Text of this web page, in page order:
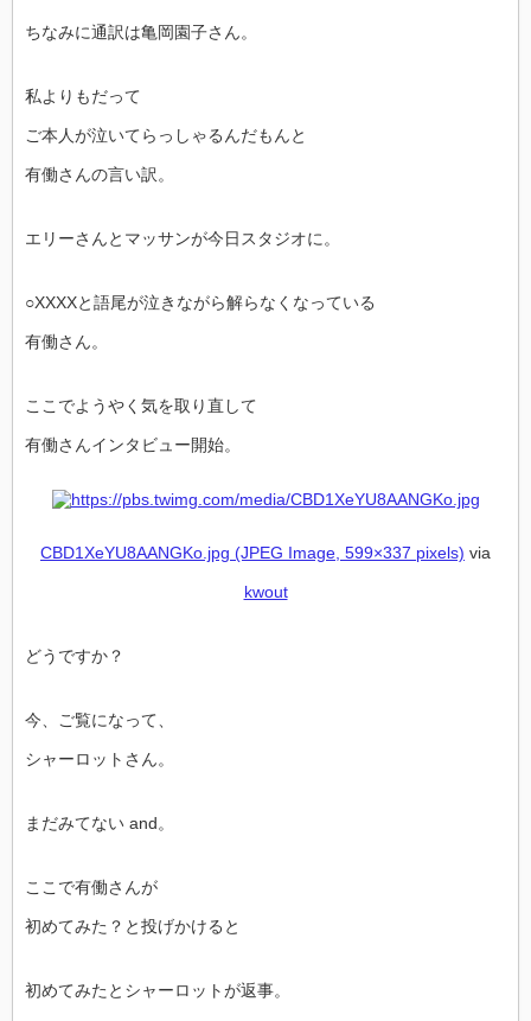
ちなみに通訳は亀岡園子さん。
私よりもだって
ご本人が泣いてらっしゃるんだもんと
有働さんの言い訳。
エリーさんとマッサンが今日スタジオに。
○XXXXと語尾が泣きながら解らなくなっている
有働さん。
ここでようやく気を取り直して
有働さんインタビュー開始。
CBD1XeYU8AANGKo.jpg (JPEG Image, 599×337 pixels) via
kwout
どうですか？
今、ご覧になって、
シャーロットさん。
まだみてない and。
ここで有働さんが
初めてみた？と投げかけると
初めてみたとシャーロットが返事。